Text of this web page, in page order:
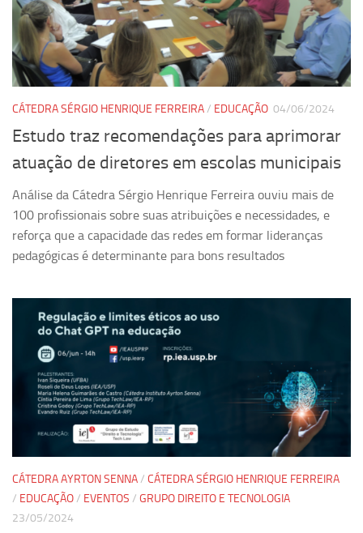
CÁTEDRA SÉRGIO HENRIQUE FERREIRA/ EDUCAÇÃO 04/06/2024
Estudo traz recomendações para aprimorar
atuação de diretores em escolas municipais
Análise da Cátedra Sérgio Henrique Ferreira ouviu mais de
100 profissionais sobre suas atribuições e necessidades, e
reforça que a capacidade das redes em formar lideranças
pedagógicas é determinante para bons resultados
CÁTEDRA AYRTON SENNA/ CÁTEDRA SÉRGIO HENRIQUE FERREIRA
/ EDUCAÇÃO/ EVENTOS / GRUPO DIREITO E TECNOLOGIA
23/05/2024